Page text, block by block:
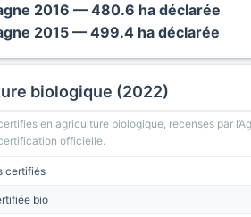
2016 — 480.6 ha déclarée
2015 — 499.4 ha déclarée
biologique (2022)
en agriculture biologique, recenses par
officielle.
certifiés
bio